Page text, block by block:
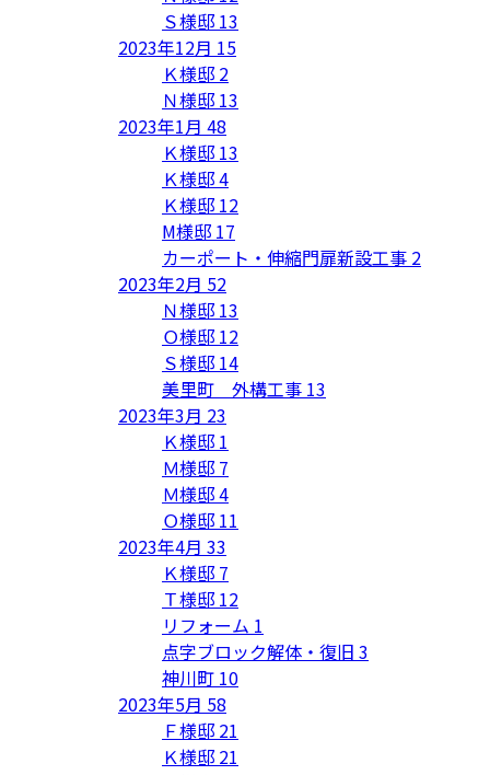
Ｓ様邸 13
2023年12月 15
Ｋ様邸 2
Ｎ様邸 13
2023年1月 48
Ｋ様邸 13
Ｋ様邸4
Ｋ様邸 12
M様邸 17
カーポート・伸縮門扉新設工事 2
2023年2月 52
Ｎ様邸 13
Ｏ様邸 12
Ｓ様邸 14
美里町 外構工事 13
2023年3月 23
Ｋ様邸 1
Ｍ様邸 7
Ｍ様邸4
Ｏ様邸 11
2023年4月 33
Ｋ様邸 7
Ｔ様邸 12
リフォーム 1
点字ブロック解体・復旧 3
神川町 10
2023年5月 58
Ｆ様邸 21
Ｋ様邸 21